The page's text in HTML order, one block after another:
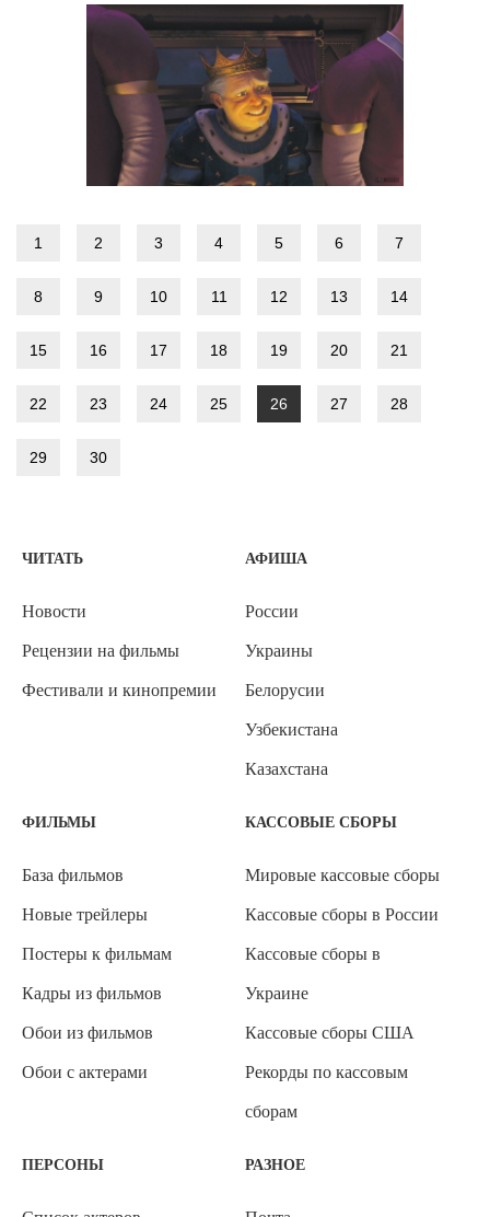
1 2 3 4 5 6 7
8 9 10 11 12 13 14
15 16 17 18 19 20 21
22 23 24 25 26 27 28
29 30
ЧИТАТЬ
Новости
Рецензии на фильмы
Фестивали и кинопремии
АФИША
России
Украины
Белорусии
Узбекистана
Казахстана
ФИЛЬМЫ
База фильмов
Новые трейлеры
Постеры к фильмам
Кадры из фильмов
Обои из фильмов
Обои с актерами
КАССОВЫЕ СБОРЫ
Мировые кассовые сборы
Кассовые сборы в России
Кассовые сборы в
Украине
Кассовые сборы США
Рекорды по кассовым
сборам
ПЕРСОНЫ РАЗНОЕ